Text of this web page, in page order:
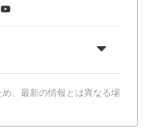
YouTube
、最新の情報とは異なる場